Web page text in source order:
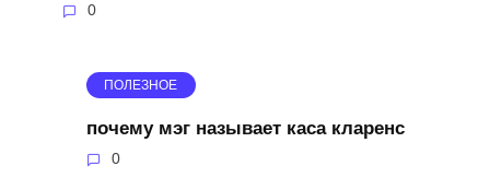
0
ПОЛЕЗНОЕ
почему мэг называет каса кларенс
0